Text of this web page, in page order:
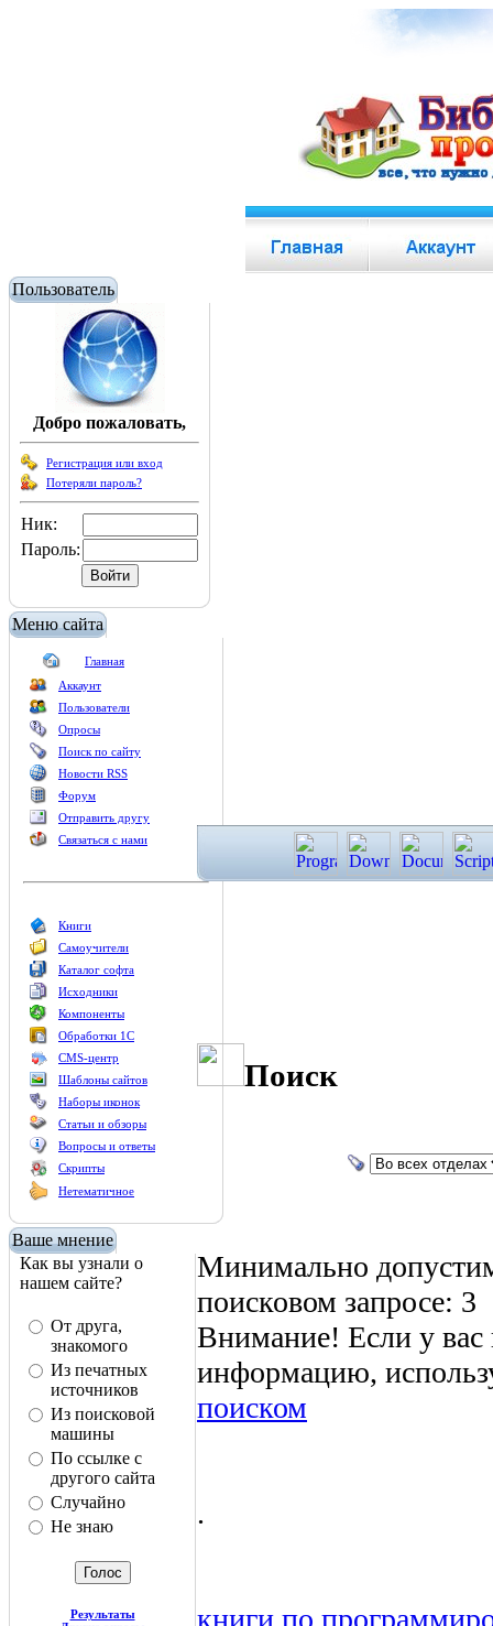
Пользователь
Добро пожаловать,
Регистрация или вход
Потеряли пароль?
Ник:
Пароль:
Меню сайта
Главная
Аккаунт
Пользователи
Опросы
Поиск по сайту
Новости RSS
Форум
Отправить другу
Связаться с нами
Книги
Самоучители
Каталог софта
Исходники
Компоненты
Обработки 1С
CMS-центр
Шаблоны сайтов
Наборы иконок
Статьи и обзоры
Вопросы и ответы
Скрипты
Нетематичное
Ваше мнение
Как вы узнали о
нашем сайте?
От друга,
знакомого
Из печатных
источников
Из поисковой
машины
По ссылке с
другого сайта
Случайно
Не знаю
Результаты
Поиск
Минимально
поисковом запросе: 3
Внимание! Если у
информацию,
поиском
.